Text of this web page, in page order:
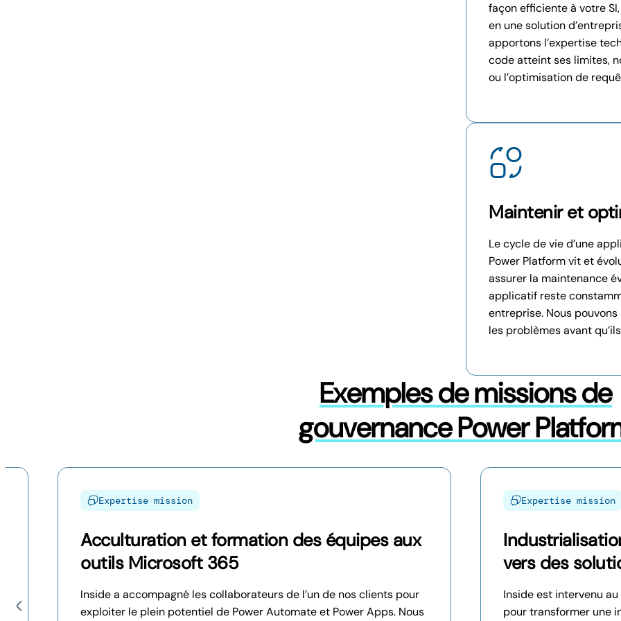
façon efficiente à votre
en une solution
apportons l’expertise
code atteint ses limites,
ou l’optimisation de
Maintenir et
Le cycle de vie d’une
Power Platform vit et
assurer la maintenance
applicatif reste
entreprise. Nous
les problèmes avant
Exemples de missions de
gouvernance Power
Expertise mission
Acculturation et formation des équipes aux
outils Microsoft 365
Inside a accompagné les collaborateurs de l’un de nos clients pour
exploiter le plein potentiel de Power Automate et Power Apps. Nous
Expertise mission
vers des
Inside est intervenu
pour transformer une